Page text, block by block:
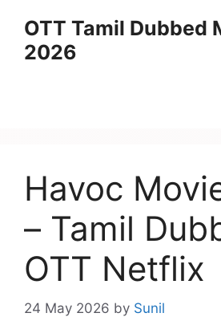
content
OTT Tamil Dubbed
2026
Havoc
– Tamil
OTT Netflix
24 May 2026 by Sunil